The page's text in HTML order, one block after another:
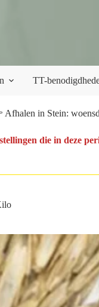
TT-
in Stein:
die in deze